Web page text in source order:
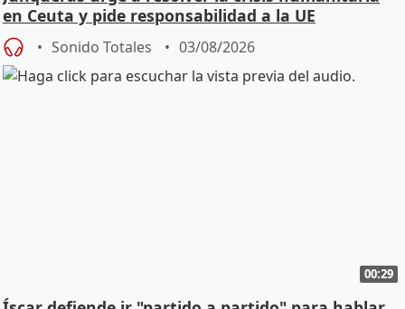
en Ceuta y pide responsabilidad a la UE
Sonido Totales 03/08/2026
00:29